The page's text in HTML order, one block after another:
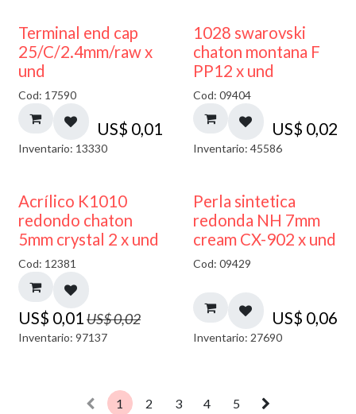
Terminal end cap
25/C/2.4mm/raw x
und
Cod: 17590
US$ 0,01
Inventario: 13330
1028 swarovski
chaton montana F
PP12 x und
Cod: 09404
US$ 0,02
Inventario: 45586
50% DESCUENTO
Acrílico K1010
redondo chaton
5mm crystal 2 x und
Cod: 12381
US$ 0,01US$0,02
Inventario: 97137
Perla sintetica
redonda NH 7mm
cream CX-902 x und
Cod: 09429
US$ 0,06
Inventario: 27690
1 2 3 4 5